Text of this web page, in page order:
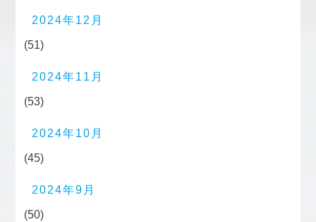
2024年12月
(51)
2024年11月
(53)
2024年10月
(45)
2024年9月
(50)